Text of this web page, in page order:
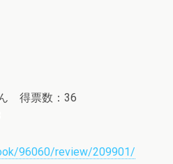
得票数：36
96060/review/209901/